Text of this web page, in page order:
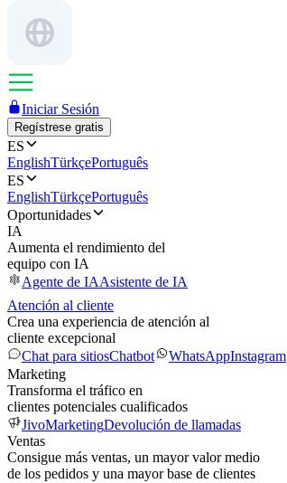
Iniciar Sesión
Regístrese gratis
ES
EnglishTürkçePortuguês
ES
EnglishTürkçePortuguês
Oportunidades
IA
Aumenta el rendimiento del
equipo con IA
Agente de IAAsistente de IA
Atención al cliente
Crea una experiencia de atención al
cliente excepcional
Chat para sitiosChatbot WhatsAppInstagram
Marketing
Transforma el tráfico en
clientes potenciales cualificados
JivoMarketingDevolución de llamadas
Ventas
Consigue más ventas, un mayor valor medio
de los pedidos y una mayor base de clientes